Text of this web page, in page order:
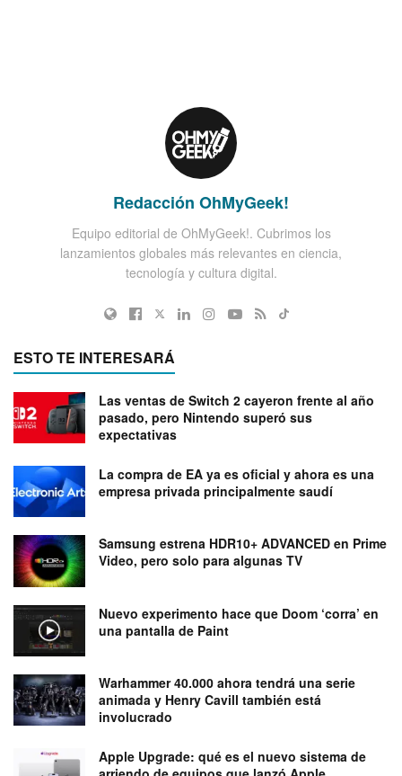
Redacción OhMyGeek!
Equipo editorial de OhMyGeek!. Cubrimos los
lanzamientos globales más relevantes en ciencia,
tecnología y cultura digital.
ESTO TE INTERESARÁ
Las ventas de Switch 2 cayeron frente al año
pasado, pero Nintendo superó sus
expectativas
La compra de EA ya es oficial y ahora es una
empresa privada principalmente saudí
Samsung estrena HDR10+ ADVANCED en Prime
Video, pero solo para algunas TV
Nuevo experimento hace que Doom ‘corra’ en
una pantalla de Paint
Warhammer 40.000 ahora tendrá una serie
animada y Henry Cavill también está
involucrado
Apple Upgrade: qué es el nuevo sistema de